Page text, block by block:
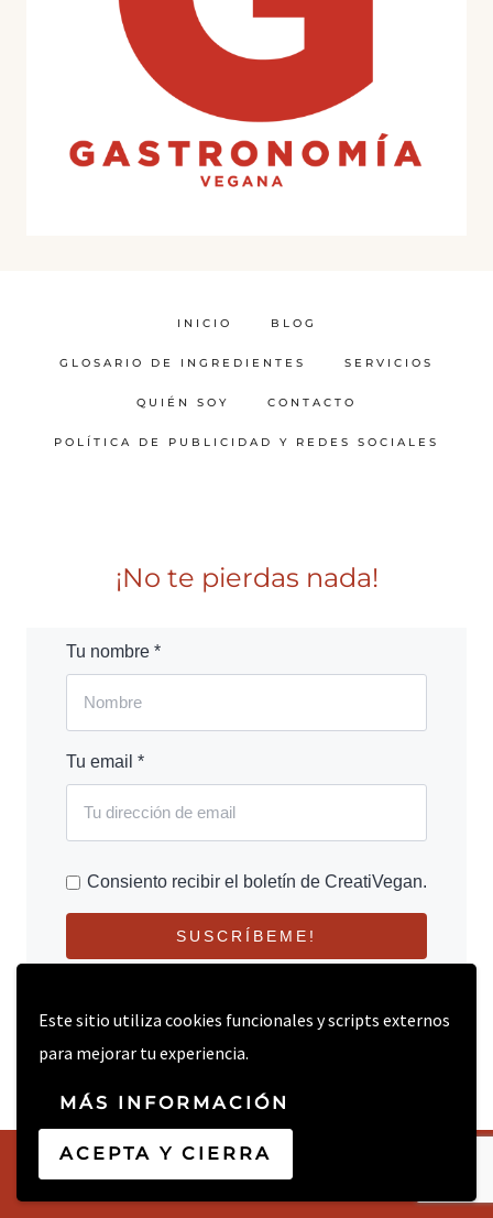
Este sitio utiliza cookies funcionales y scripts externos
para mejorar tu experiencia.
MÁS INFORMACIÓN
ACEPTA Y CIERRA
INICIO BLOG
GLOSARIO DE INGREDIENTES SERVICIOS
QUIÉN SOY CONTACTO
POLÍTICA DE PUBLICIDAD Y REDES SOCIALES
¡No te pierdas nada!
Tu nombre *
Tu email *
Consiento recibir el boletín de CreatiVegan.
SUSCRÍBEME!
© 2026 CREATIVEGAN.NET